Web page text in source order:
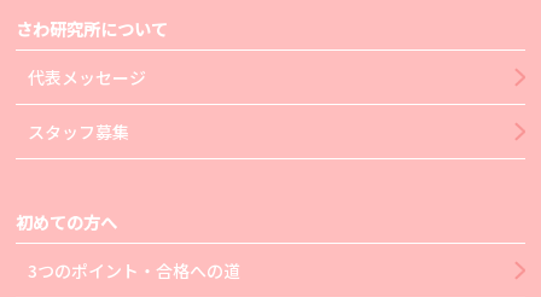
さわ研究所について
代表メッセージ
スタッフ募集
初めての方へ
3つのポイント・合格への道